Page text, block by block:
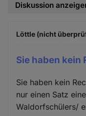
Diskussion
Löttle (nicht
Sie haben kein
Sie haben kein
nur einen Satz
Waldorfschülers/